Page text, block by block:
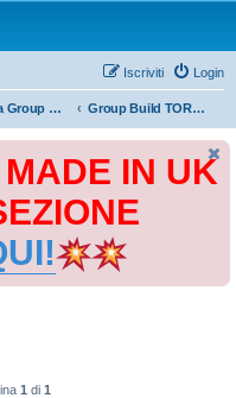
Login
Iscriviti
Raccolta Group Build Group Build TORNADO
IN UK
1 di 1